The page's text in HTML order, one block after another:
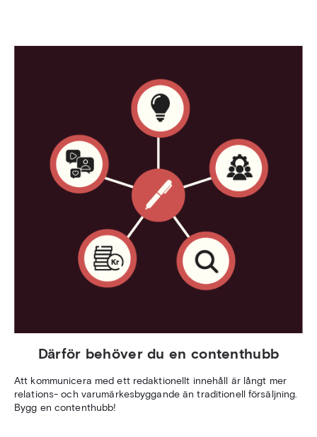
Därför behöver du en contenthubb
Att kommunicera med ett redaktionellt innehåll är långt mer
relations- och varumärkesbyggande än traditionell försäljning.
Bygg en contenthubb!